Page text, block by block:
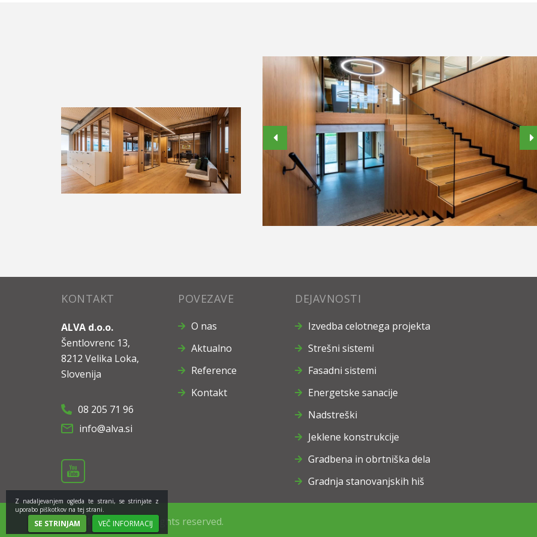
KONTAKT
ALVA d.o.o.
Šentlovrenc 13,
8212 Velika Loka,
Slovenija
08 205 71 96
info@alva.si
POVEZAVE
O nas
Aktualno
Reference
Kontakt
DEJAVNOSTI
Izvedba celotnega projekta
Strešni sistemi
Fasadni sistemi
Energetske sanacije
Nadstreški
Jeklene konstrukcije
Gradbena in obrtniška dela
Gradnja stanovanjskih hiš
©2021 Alva d.o.o. All rights reserved.
Z nadaljevanjem ogleda te strani, se strinjate z
uporabo piškotkov na tej strani.
SE STRINJAM VEČ INFORMACIJ